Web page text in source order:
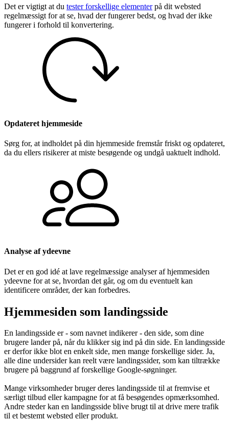
Det er vigtigt at du tester forskellige elementerpå dit websted
regelmæssigt for at se, hvad der fungerer bedst, og hvad der ikke
fungerer i forhold til konvertering.
Opdateret hjemmeside
Sørg for, at indholdet på din hjemmeside fremstår friskt og opdateret,
da du ellers risikerer at miste besøgende og undgå uaktuelt indhold.
Analyse af ydeevne
Det er en god idé at lave regelmæssige analyser af hjemmesiden
ydeevne for at se, hvordan det går, og om du eventuelt kan
identificere områder, der kan forbedres.
Hjemmesiden som landingsside
En landingsside er - som navnet indikerer - den side, som dine
brugere lander på, når du klikker sig ind på din side. En landingsside
er derfor ikke blot en enkelt side, men mange forskellige sider. Ja,
alle dine undersider kan reelt være landingssider, som kan tiltrække
brugere på baggrund af forskellige Google-søgninger.
Mange virksomheder bruger deres landingsside til at fremvise et
særligt tilbud eller kampagne for at få besøgendes opmærksomhed.
Andre steder kan en landingsside blive brugt til at drive mere trafik
til et bestemt websted eller produkt.